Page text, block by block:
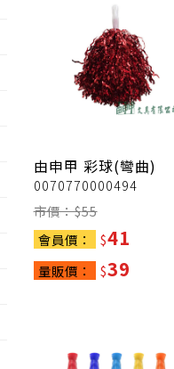
由申甲 彩球(彎曲)
0070770000494
市價：$55
會員價：
$41
量販價： $39